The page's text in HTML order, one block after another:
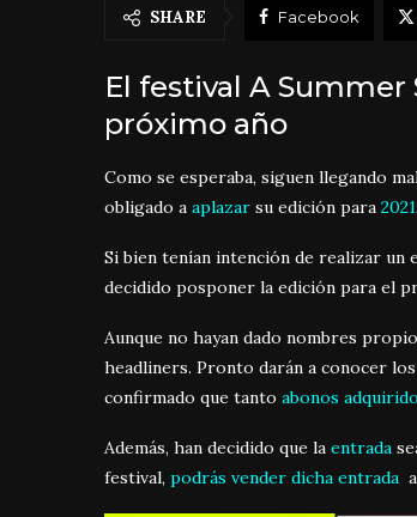
SHARE Facebook
El festival A Summer
próximo año
Como se esperaba, siguen llegando
obligado a aplazar su edición para 2021.
Si bien tenían intención de realizar un
decidido posponer la edición para el
Aunque no hayan dado nombres
headliners. Pronto darán a conocer
confirmado que tanto abonos
Además, han decidido que la entrada
festival, podrás vender dicha entrada